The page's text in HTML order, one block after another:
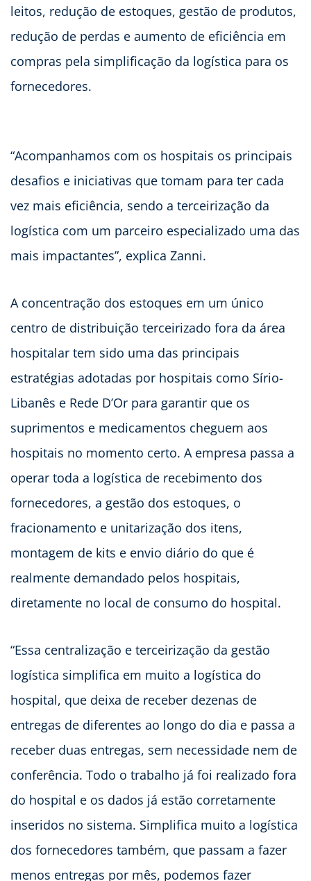
leitos, redução de estoques, gestão de produtos,
redução de perdas e aumento de eficiência em
compras pela simplificação da logística para os
fornecedores.
“Acompanhamos com os hospitais os principais
desafios e iniciativas que tomam para ter cada
vez mais eficiência, sendo a terceirização da
logística com um parceiro especializado uma das
mais impactantes”, explica Zanni.
A concentração dos estoques em um único
centro de distribuição terceirizado fora da área
hospitalar tem sido uma das principais
estratégias adotadas por hospitais como Sírio-
Libanês e Rede D’Or para garantir que os
suprimentos e medicamentos cheguem aos
hospitais no momento certo. A empresa passa a
operar toda a logística de recebimento dos
fornecedores, a gestão dos estoques, o
fracionamento e unitarização dos itens,
montagem de kits e envio diário do que é
realmente demandado pelos hospitais,
diretamente no local de consumo do hospital.
“Essa centralização e terceirização da gestão
logística simplifica em muito a logística do
hospital, que deixa de receber dezenas de
entregas de diferentes ao longo do dia e passa a
receber duas entregas, sem necessidade nem de
conferência. Todo o trabalho já foi realizado fora
do hospital e os dados já estão corretamente
inseridos no sistema. Simplifica muito a logística
dos fornecedores também, que passam a fazer
menos entregas por mês, podemos fazer